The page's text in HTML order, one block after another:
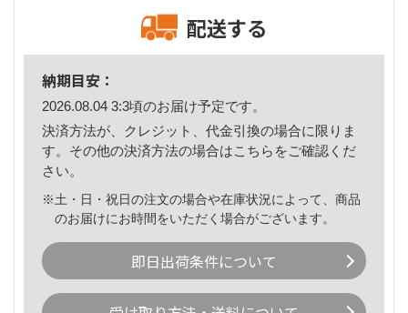
配送する
納期目安：
2026.08.04 3:3頃のお届け予定です。
決済方法が、クレジット、代金引換の場合に限りま
す。その他の決済方法の場合はこちら をご確認くだ
さい。
※土・日・祝日の注文の場合や在庫状況によって、商品
のお届けにお時間をいただく場合がございます。
即日出荷条件について